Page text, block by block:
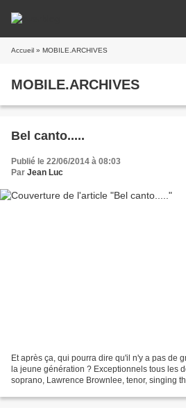
Accueil » MOBILE.ARCHIVES
MOBILE.ARCHIVES
Bel canto.....
Publié le 22/06/2014 à 08:03
Par Jean Luc
Et après ça, qui pourra dire qu'il n'y a pas de
la jeune génération ? Exceptionnels tous les
soprano, Lawrence Brownlee, tenor, singing